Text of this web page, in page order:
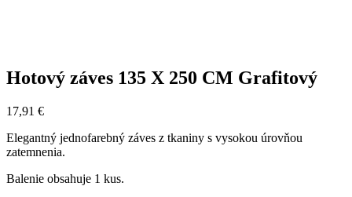
Hotový záves 135 X 250 CM Grafitový
17,91 €
Elegantný jednofarebný záves z tkaniny s vysokou úrovňou
zatemnenia.
Balenie obsahuje 1 kus.